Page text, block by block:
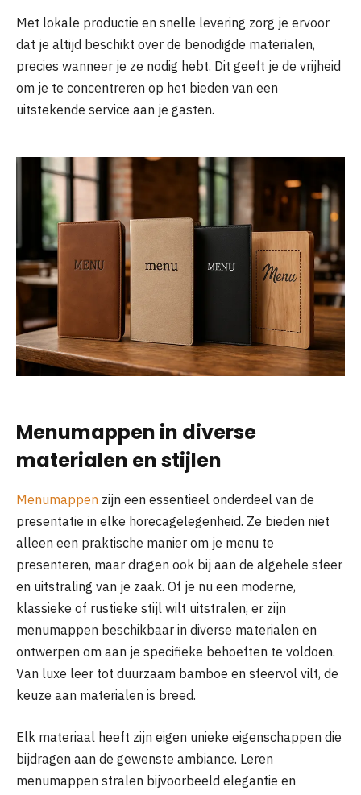
Met lokale productie en snelle levering zorg je ervoor
dat je altijd beschikt over de benodigde materialen,
precies wanneer je ze nodig hebt. Dit geeft je de vrijheid
om je te concentreren op het bieden van een
uitstekende service aan je gasten.
Menumappen in diverse
materialen en stijlen
Menumappen zijn een essentieel onderdeel van de
presentatie in elke horecagelegenheid. Ze bieden niet
alleen een praktische manier om je menu te
presenteren, maar dragen ook bij aan de algehele sfeer
en uitstraling van je zaak. Of je nu een moderne,
klassieke of rustieke stijl wilt uitstralen, er zijn
menumappen beschikbaar in diverse materialen en
ontwerpen om aan je specifieke behoeften te voldoen.
Van luxe leer tot duurzaam bamboe en sfeervol vilt, de
keuze aan materialen is breed.
Elk materiaal heeft zijn eigen unieke eigenschappen die
bijdragen aan de gewenste ambiance. Leren
menumappen stralen bijvoorbeeld elegantie en